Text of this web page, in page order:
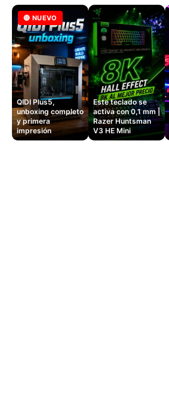
🔴 NUEVO
QIDI Plus5,
unboxing completo
y primera
impresión
Este teclado se
activa con 0,1 mm |
Razer Huntsman
V3 HE Mini